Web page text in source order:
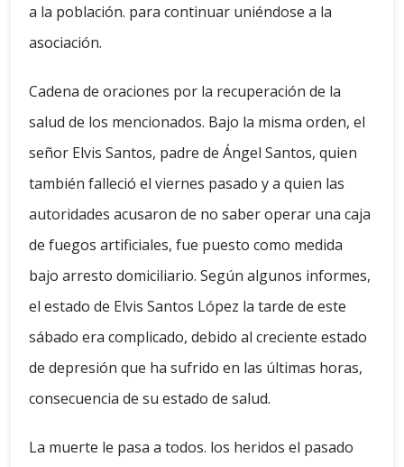
a la población. para continuar uniéndose a la
asociación.
Cadena de oraciones por la recuperación de la
salud de los mencionados. Bajo la misma orden, el
señor Elvis Santos, padre de Ángel Santos, quien
también falleció el viernes pasado y a quien las
autoridades acusaron de no saber operar una caja
de fuegos artificiales, fue puesto como medida
bajo arresto domiciliario. Según algunos informes,
el estado de Elvis Santos López la tarde de este
sábado era complicado, debido al creciente estado
de depresión que ha sufrido en las últimas horas,
consecuencia de su estado de salud.
La muerte le pasa a todos. los heridos el pasado